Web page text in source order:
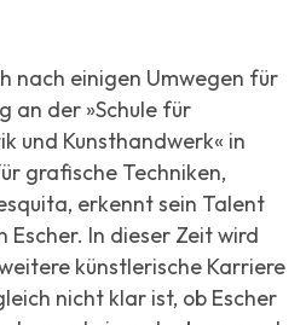
nach einigen Umwegen für
an der »Schule für
und Kunsthandwerk« in
grafische Techniken,
erkennt sein Talent
In dieser Zeit wird
künstlerische Karriere
nicht klar ist, ob Escher